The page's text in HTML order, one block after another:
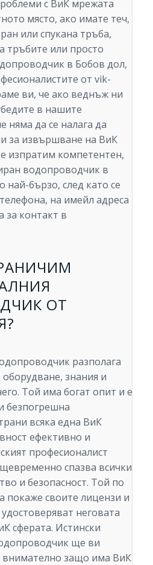
с ВиК мрежата
място, ако имате теч,
или спукана тръба,
тръбите или просто
в Бобов дол,
от vik-
ви, че ако веднъж ни
в нашите
няма да се налага да
за извършване на ВиК
изпратим компетентен,
водопроводчик в
бързо, след като се
на имейл адреса
за контакт в
ОТ
разполага
знания и
Той има богат опит и е
безпогрешна
всяка една ВиК
ефективно и
професионалист
спазва всички
и безопасност. Той по
покаже своите лицензи и
неговата
сферата. Истински
ще ви
внимателно защо има ВиК